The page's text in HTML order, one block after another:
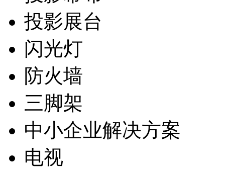
投影展台
闪光灯
防火墙
三脚架
中小企业解决方案
电视